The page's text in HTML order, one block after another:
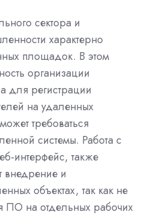
сектора и
характерно
площадок. В этом
организации
для регистрации
на удаленных
требоваться
системы. Работа с
интерфейс, также
внедрение и
объектах, так как не
ПО на отдельных рабочих